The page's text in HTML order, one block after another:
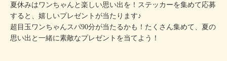
夏休みはワンちゃんと楽しい思い出を！ステッカーを集めて応募
すると、嬉しいプレゼントが当たります♪
超目玉ワンちゃんスパ90分が当たるかも！たくさん集めて、夏の
思い出と一緒に素敵なプレゼントを当てよう！